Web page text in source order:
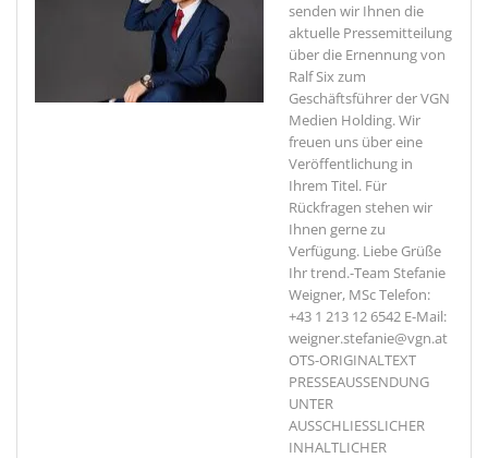
senden wir Ihnen die
aktuelle Pressemitteilung
über die Ernennung von
Ralf Six zum
Geschäftsführer der VGN
Medien Holding. Wir
freuen uns über eine
Veröffentlichung in
Ihrem Titel. Für
Rückfragen stehen wir
Ihnen gerne zu
Verfügung. Liebe Grüße
Ihr trend.-Team Stefanie
Weigner, MSc Telefon:
+43 1 213 12 6542 E-Mail:
weigner.stefanie@vgn.at
OTS-ORIGINALTEXT
PRESSEAUSSENDUNG
UNTER
AUSSCHLIESSLICHER
INHALTLICHER